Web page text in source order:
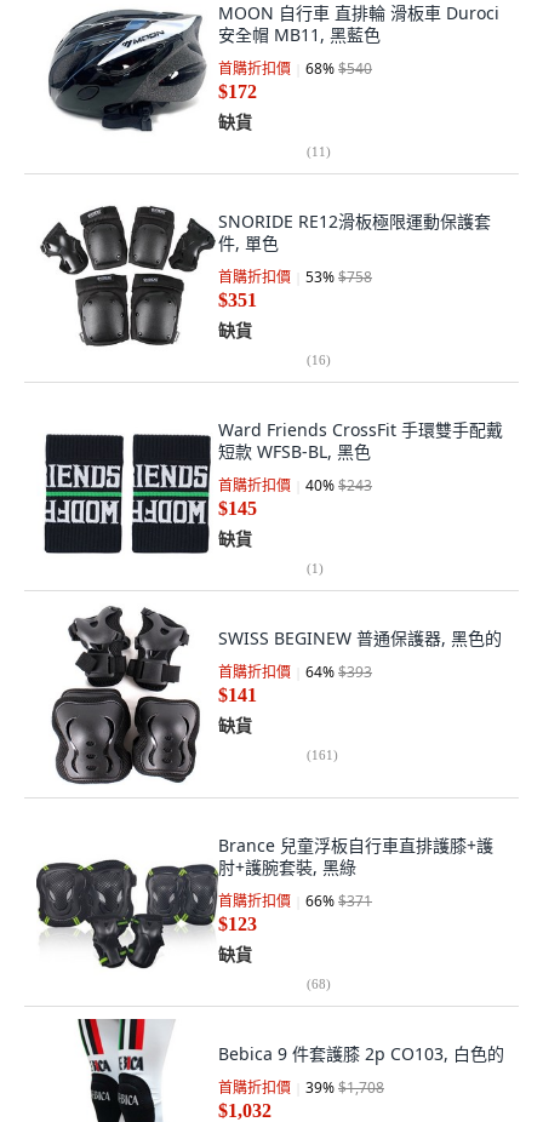
MOON 自行車 直排輪 滑板車 Duroci
安全帽 MB11, 黑藍色
首購折扣價 68%$540
$172
缺貨
(11)
SNORIDE RE12滑板極限運動保護套
件, 單色
首購折扣價 53%$758
$351
缺貨
(16)
Ward Friends CrossFit 手環雙手配戴
短款 WFSB-BL, 黑色
首購折扣價 40%$243
$145
缺貨
(1)
SWISS BEGINEW 普通保護器, 黑色的
首購折扣價 64%$393
$141
缺貨
(161)
Brance 兒童浮板自行車直排護膝+護
肘+護腕套裝, 黑綠
首購折扣價 66%$371
$123
缺貨
(68)
Bebica 9 件套護膝 2p CO103, 白色的
首購折扣價 39%$1,708
$1,032